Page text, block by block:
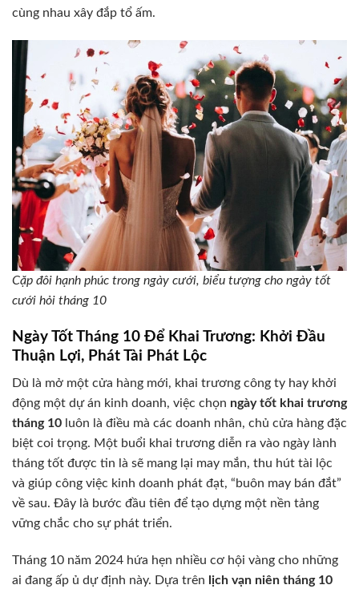
cùng nhau xây đắp tổ ấm.
Cặp đôi hạnh phúc trong ngày cưới, biểu tượng cho ngày tốt
cưới hỏi tháng 10
Ngày Tốt Tháng 10 Để Khai Trương: Khởi Đầu
Thuận Lợi, Phát Tài Phát Lộc
Dù là mở một cửa hàng mới, khai trương công ty hay khởi
động một dự án kinh doanh, việc chọn ngày tốt khai trương
tháng 10 luôn là điều mà các doanh nhân, chủ cửa hàng đặc
biệt coi trọng. Một buổi khai trương diễn ra vào ngày lành
tháng tốt được tin là sẽ mang lại may mắn, thu hút tài lộc
và giúp công việc kinh doanh phát đạt, “buôn may bán đắt”
về sau. Đây là bước đầu tiên để tạo dựng một nền tảng
vững chắc cho sự phát triển.
Tháng 10 năm 2024 hứa hẹn nhiều cơ hội vàng cho những
ai đang ấp ủ dự định này. Dựa trên
lịch vạn niên tháng 10